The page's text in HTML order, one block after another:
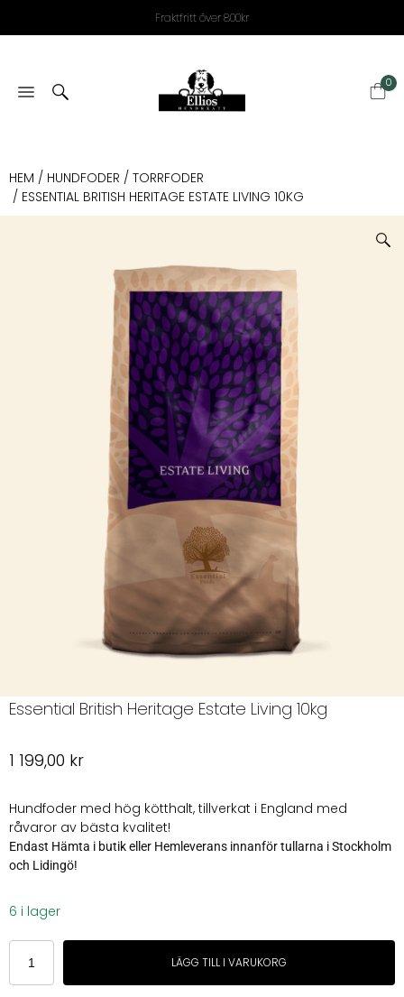
Fraktfritt över 800kr
0
HEM / HUNDFODER / TORRFODER
/ ESSENTIAL BRITISH HERITAGE ESTATE LIVING 10KG
Essential British Heritage Estate Living 10kg
1 199,00 kr
Hundfoder med hög kötthalt, tillverkat i England med
råvaror av bästa kvalitet!
Endast Hämta i butik eller Hemleverans innanför tullarna i Stockholm
och Lidingö!
6 i lager
Essential
British
Heritage
LÄGG TILL I VARUKORG